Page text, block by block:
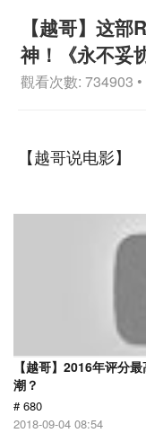
【越哥】这
神！《永不妥
觀看次數: 734903
【越哥说电影】
【越哥】2016年评分
潮？
# 680
2018-09-04 08:54